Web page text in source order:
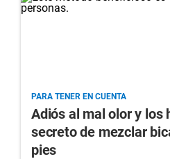
PARA TENER EN CUENTA
Adiós al mal olor y los
secreto de mezclar
pies